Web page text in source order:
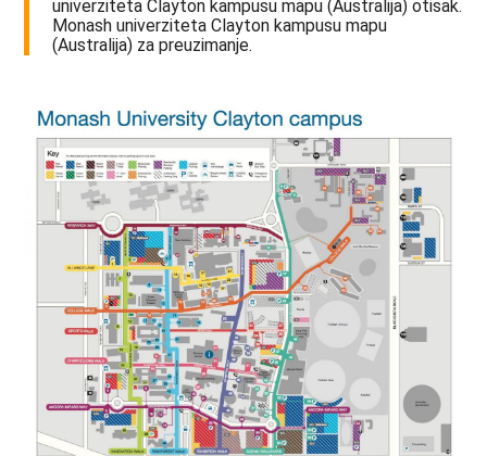
univerziteta Clayton kampusu mapu (Australija) otisak.
Monash univerziteta Clayton kampusu mapu
(Australija) za preuzimanje.